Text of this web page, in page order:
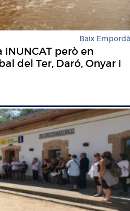
Baix Empordà
però en
del Ter, Daró, Onyar i